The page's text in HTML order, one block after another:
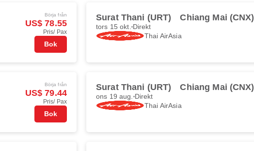
Börja från
US$ 78.55
Pris/ Pax
Bok
Surat Thani (URT) Chiang Mai (CNX)
tors 15 okt. Direkt
Thai AirAsia
Börja från
US$ 79.44
Pris/ Pax
Bok
Surat Thani (URT) Chiang Mai (CNX)
ons 19 aug. Direkt
Thai AirAsia